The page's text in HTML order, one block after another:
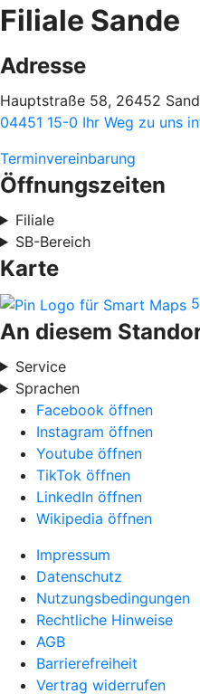
Filiale Sande
Adresse
Hauptstraße 58, 26452
04451 15-0 Ihr Weg zu uns
Terminvereinbarung
Öffnungszeiten
Filiale
SB-Bereich
Karte
An diesem
Service
Sprachen
Facebook öffnen
Instagram öffnen
Youtube öffnen
TikTok öffnen
LinkedIn öffnen
Wikipedia öffnen
Impressum
Datenschutz
Nutzungsbedingungen
Rechtliche Hinweise
AGB
Barrierefreiheit
Vertrag widerrufen